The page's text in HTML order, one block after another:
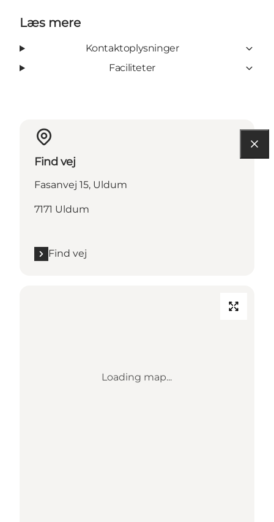
Læs mere
Kontaktoplysninger
Faciliteter
Find vej
Fasanvej 15, Uldum
7171 Uldum
Find vej
Loading map...